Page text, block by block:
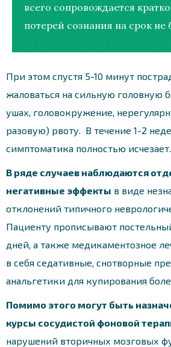
всего сопровождается
потерей сознания на срок не
При этом спустя 5-10 минут
жаловаться на сильную головную
ушах, головокружение,
разовую) рвоту. В течение 1-2
симптоматика полностью исчезает.
В ряде случаев наблюдаются
негативные эффекты в виде
отклонений типичного
Пациенту прописывают
дней, а также медикаментозное
в себя седативные, снотворные
анальгетики для купирования
Помимо этого могут быть
курсы сосудистой фоновой
нарушений вторичных мозговых